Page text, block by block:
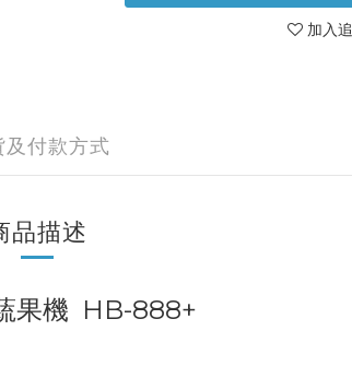
加入
及付款方式
品描述
果機 HB-888+